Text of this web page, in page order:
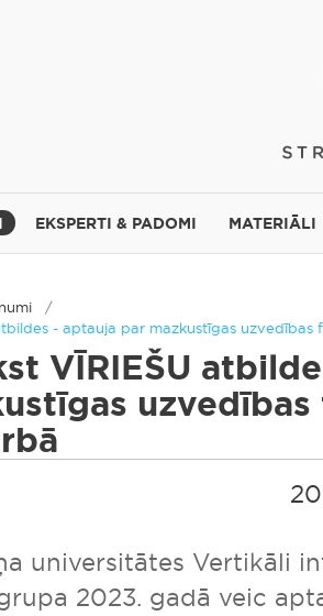
EKSPERTI & PADOMI MATERIĀLI
- aptauja par mazkustīgas
VĪRIEŠU
universitātes Vertikāli
2023. gadā veic